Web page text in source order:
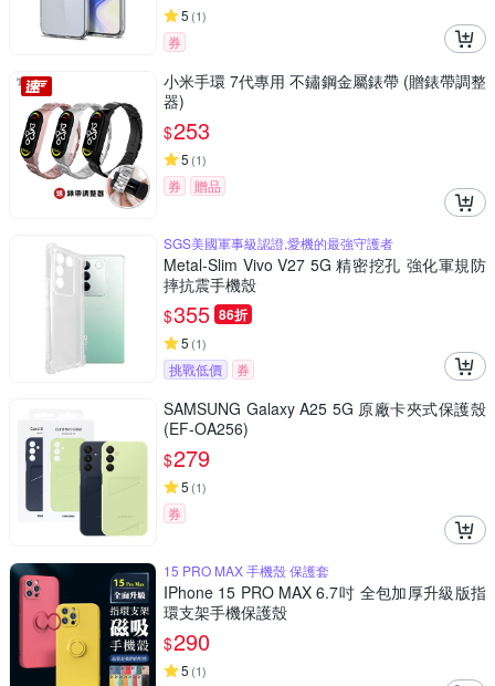
5 (1)
券
小米手環 7代專用 不鏽鋼金屬錶帶 (贈錶帶調整
器)
$253
5 (1)
券 贈品
SGS美國軍事級認證,愛機的最強守護者
Metal-Slim Vivo V27 5G 精密挖孔 強化軍規防
摔抗震手機殼
$355 86折
5 (1)
挑戰低價 券
SAMSUNG Galaxy A25 5G 原廠卡夾式保護殼
(EF-OA256)
$279
5 (1)
券
15 PRO MAX 手機殼 保護套
IPhone 15 PRO MAX 6.7吋 全包加厚升級版指
環支架手機保護殼
$290
5 (1)